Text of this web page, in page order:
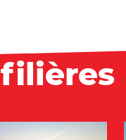
filières